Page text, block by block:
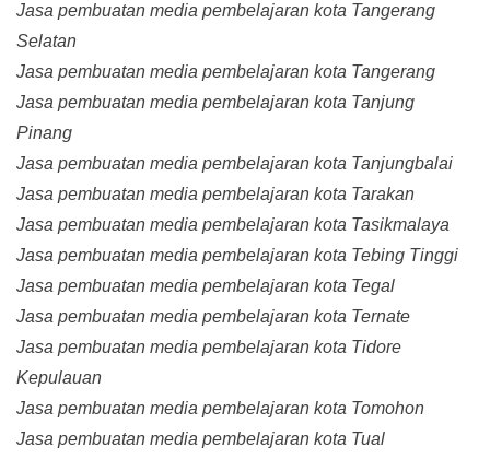
Jasa pembuatan media pembelajaran kota Tangerang
Selatan
Jasa pembuatan media pembelajaran kota Tangerang
Jasa pembuatan media pembelajaran kota Tanjung
Pinang
Jasa pembuatan media pembelajaran kota Tanjungbalai
Jasa pembuatan media pembelajaran kota Tarakan
Jasa pembuatan media pembelajaran kota Tasikmalaya
Jasa pembuatan media pembelajaran kota Tebing Tinggi
Jasa pembuatan media pembelajaran kota Tegal
Jasa pembuatan media pembelajaran kota Ternate
Jasa pembuatan media pembelajaran kota Tidore
Kepulauan
Jasa pembuatan media pembelajaran kota Tomohon
Jasa pembuatan media pembelajaran kota Tual